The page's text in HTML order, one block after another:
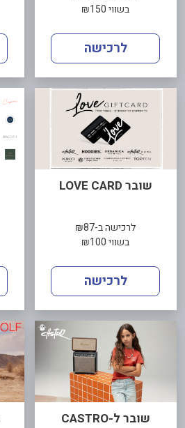
בשווי ₪150
לרכישה
שובר LOVE CARD
לרכישה ב-₪87
בשווי ₪100
לרכישה
שובר ל-CASTRO